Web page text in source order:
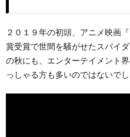
２０１９年の初頭、アニメ映画
賞受賞で世間を騒がせたスパイ
の秋にも、エンターテイメント
っしゃる方も多いのではないでし